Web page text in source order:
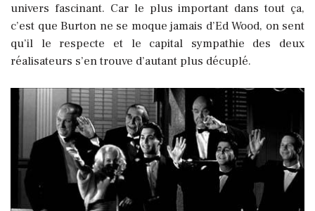
univers fascinant. Car le plus important dans tout ça,
c’est que Burton ne se moque jamais d’Ed Wood, on sent
qu’il le respecte et le capital sympathie des deux
réalisateurs s’en trouve d’autant plus décuplé.